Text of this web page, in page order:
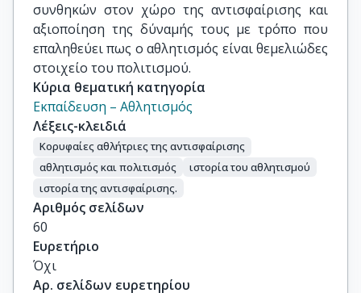
συνθηκών στον χώρο της αντισφαίρισης και
αξιοποίηση της δύναμής τους με τρόπο που
επαληθεύει πως ο αθλητισμός είναι θεμελιώδες
στοιχείο του πολιτισμού.
Κύρια θεματική κατηγορία
Εκπαίδευση – Αθλητισμός
Λέξεις-κλειδιά
Κορυφαίες αθλήτριες της αντισφαίρισης
αθλητισμός και πολιτισμός
ιστορία του αθλητισμού
ιστορία της αντισφαίρισης.
Αριθμός σελίδων
60
Ευρετήριο
Όχι
Αρ. σελίδων ευρετηρίου